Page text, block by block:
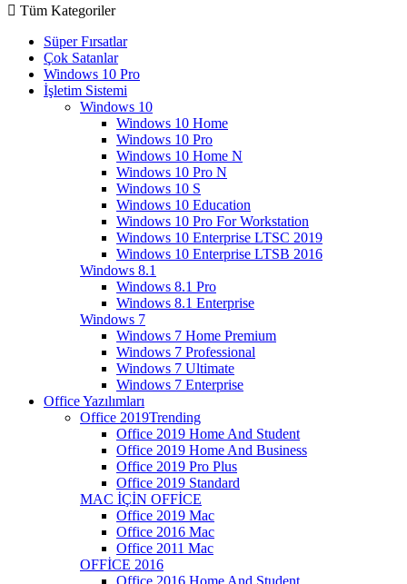
Tüm Kategoriler
Süper Fırsatlar
Çok Satanlar
Windows 10 Pro
İşletim Sistemi
Windows 10
Windows 10 Home
Windows 10 Pro
Windows 10 Home N
Windows 10 Pro N
Windows 10 S
Windows 10 Education
Windows 10 Pro For Workstation
Windows 10 Enterprise LTSC 2019
Windows 10 Enterprise LTSB 2016
Windows 8.1
Windows 8.1 Pro
Windows 8.1 Enterprise
Windows 7
Windows 7 Home Premium
Windows 7 Professional
Windows 7 Ultimate
Windows 7 Enterprise
Office Yazılımları
Office 2019Trending
Office 2019 Home And Student
Office 2019 Home And Business
Office 2019 Pro Plus
Office 2019 Standard
MAC İÇİN OFFİCE
Office 2019 Mac
Office 2016 Mac
Office 2011 Mac
OFFİCE 2016
Office 2016 Home And Student